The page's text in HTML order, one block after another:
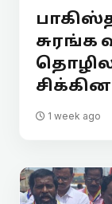
சுரங்க
1 week ago